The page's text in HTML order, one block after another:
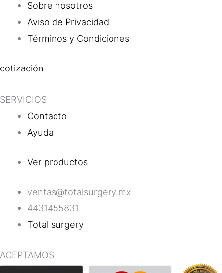
Sobre nosotros
Aviso de Privacidad
Términos y Condiciones
cotización
SERVICIOS
Contacto
Ayuda
Ver productos
ventas@totalsurgery.mx
4431455831
Total surgery
ACEPTAMOS